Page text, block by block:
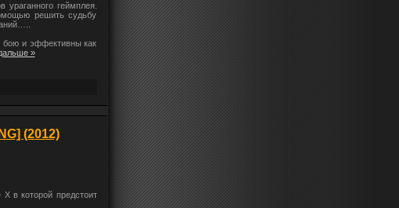
геймплея.
решить судьбу
бою и эффективны как
»
(2012)
в которой предстоит